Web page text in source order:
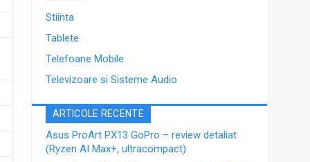
Stiinta
Tablete
Telefoane Mobile
Televizoare si Sisteme Audio
ARTICOLE RECENTE
Asus ProArt PX13 GoPro – review detaliat
(Ryzen AI Max+, ultracompact)